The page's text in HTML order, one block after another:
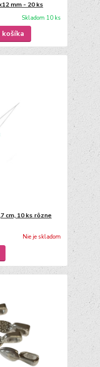
mm - 20 ks
Skladom 10 ks
cm, 10 ks rôzne
Nie je skladom